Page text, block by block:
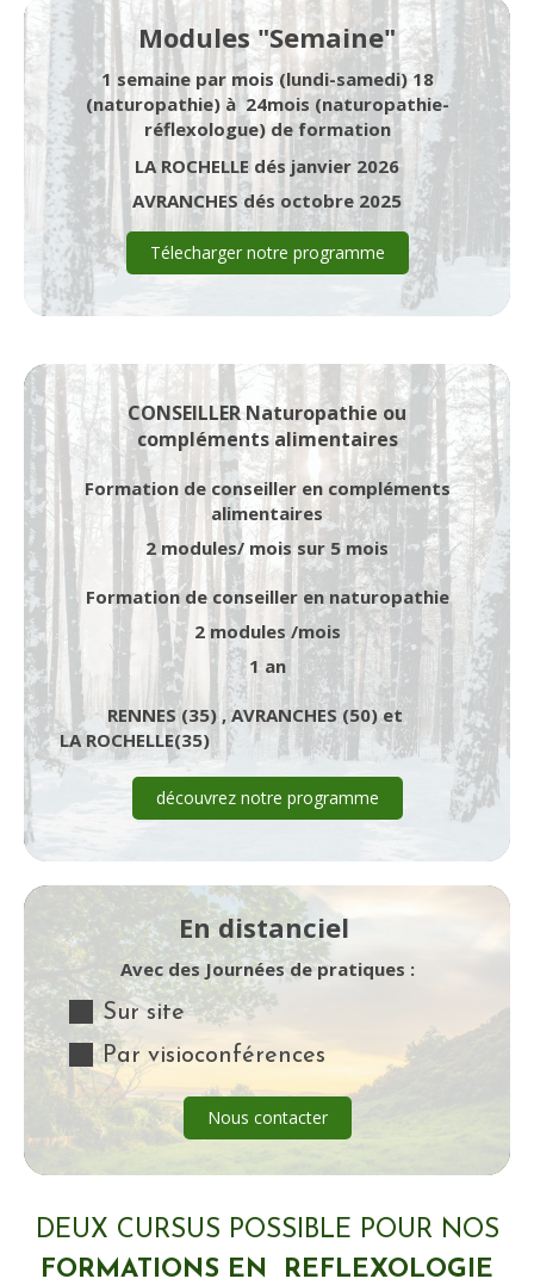
Modules "Semaine"
1 semaine par mois (lundi-samedi) 18
(naturopathie) à 24mois (naturopathie-
réflexologue) de formation
LA ROCHELLE dés janvier 2026
AVRANCHES dés octobre 2025
Télecharger notre programme
CONSEILLER Naturopathie ou
compléments alimentaires
Formation de conseiller en compléments
alimentaires
2 modules/ mois sur 5 mois
Formation de conseiller en naturopathie
2 modules /mois
1 an
RENNES (35) , AVRANCHES (50) et
LA ROCHELLE(35)
découvrez notre programme
En distanciel
Avec des Journées de pratiques :
Sur site
Par visioconférences
Nous contacter
DEUX CURSUS POSSIBLE POUR NOS
FORMATIONS EN REFLEXOLOGIE